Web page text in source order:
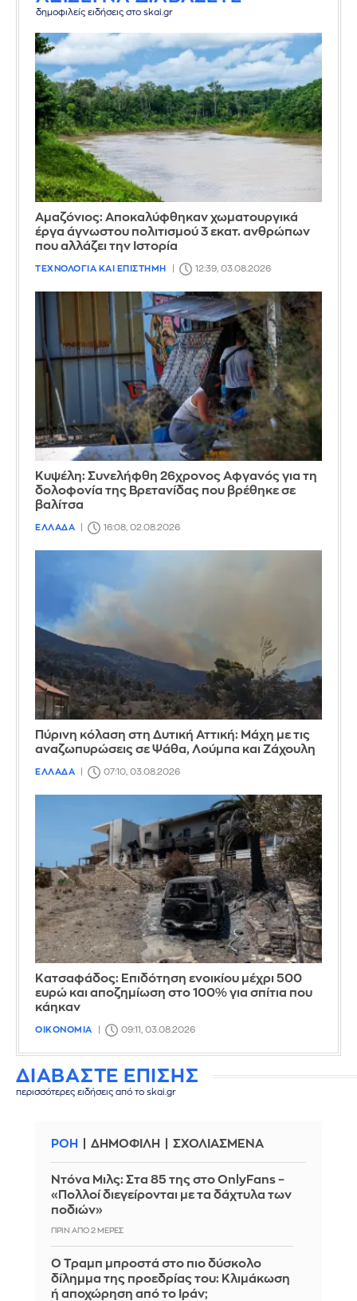
δημοφιλείς ειδήσεις στο skai.gr
Αμαζόνιος: Αποκαλύφθηκαν χωματουργικά
έργα άγνωστου πολιτισμού 3 εκατ. ανθρώπων
που αλλάζει την Iστορία
ΤΕΧΝΟΛΟΓΙΑ ΚΑΙ ΕΠΙΣΤΗΜΗ 12:39, 03.08.2026
Κυψέλη: Συνελήφθη 26χρονος Αφγανός για τη
δολοφονία της Βρετανίδας που βρέθηκε σε
βαλίτσα
ΕΛΛΑΔΑ 16:08, 02.08.2026
Πύρινη κόλαση στη Δυτική Αττική: Μάχη με τις
αναζωπυρώσεις σε Ψάθα, Λούμπα και Ζάχουλη
ΕΛΛΑΔΑ 07:10, 03.08.2026
Κατσαφάδος: Επιδότηση ενοικίου μέχρι 500
ευρώ και αποζημίωση στο 100% για σπίτια που
κάηκαν
ΟΙΚΟΝΟΜΙΑ 09:11, 03.08.2026
ΔΙΑΒΑΣΤΕ ΕΠΙΣΗΣ
περισσότερες ειδήσεις από το skai.gr
ΡΟΗ ΔΗΜΟΦΙΛΗ ΣΧΟΛΙΑΣΜΕΝΑ
Ντόνα Μιλς: Στα 85 της στο OnlyFans –
«Πολλοί διεγείρονται με τα δάχτυλα των
ποδιών»
ΠΡΙΝ ΑΠΌ 2 ΜΈΡΕΣ
Ο Τραμπ μπροστά στο πιο δύσκολο
δίλημμα της προεδρίας του: Κλιμάκωση
ή αποχώρηση από το Ιράν;